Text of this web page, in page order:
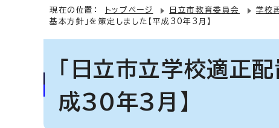
現在の位置： トップページ 日立市教育委員会 学校
基本方針」を策定しました【平成30年3月】
「日立市立学校適正
成30年3月】